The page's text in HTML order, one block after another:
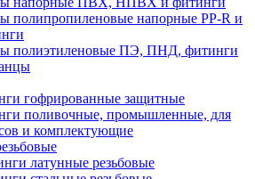
полипропиленовые напорные PP-R и
полиэтиленовые ПЭ, ПНД, фитинги
гофрированные защитные
поливочные, промышленные, для
и комплектующие
латунные резьбовые